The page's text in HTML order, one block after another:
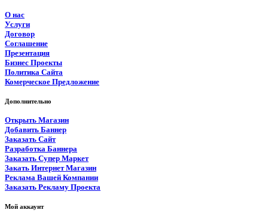
О нас
Услуги
Договор
Соглашение
Презентация
Бизнес Проекты
Политика Сайта
Комерческое Предложение
Дополнительно
Открыть Магазин
Добавить Баннер
Заказать Сайт
Разработка Баннера
Заказать Супер Маркет
Закать Интернет Магазин
Реклама Вашей Компании
Заказать Рекламу Проекта
Мой аккаунт